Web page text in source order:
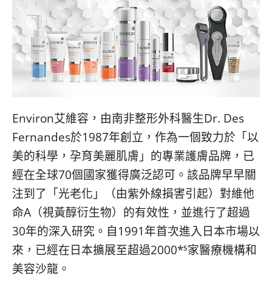
Environ艾維容，由南非整形外科醫生Dr. Des
Fernandes於1987年創立，作為一個致力於「以
美的科學，孕育美麗肌膚」的專業護膚品牌，已
經在全球70個國家獲得廣泛認可。該品牌早早關
注到了「光老化」（由紫外線損害引起）對維他
命A（視黃醇衍生物）的有效性，並進行了超過
30年的深入研究。自1991年首次進入日本市場以
來，已經在日本擴展至超過2000*⁵家醫療機構和
美容沙龍。